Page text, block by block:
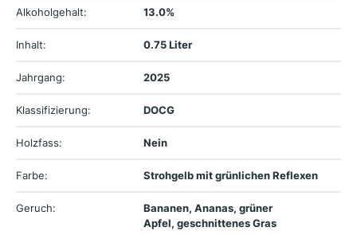
Alkoholgehalt: 13.0%
Inhalt: 0.75 Liter
Jahrgang: 2025
Klassifizierung: DOCG
Holzfass: Nein
Farbe: Strohgelb mit grünlichen Reflexen
Geruch:
Bananen, Ananas, grüner
Apfel, geschnittenes Gras